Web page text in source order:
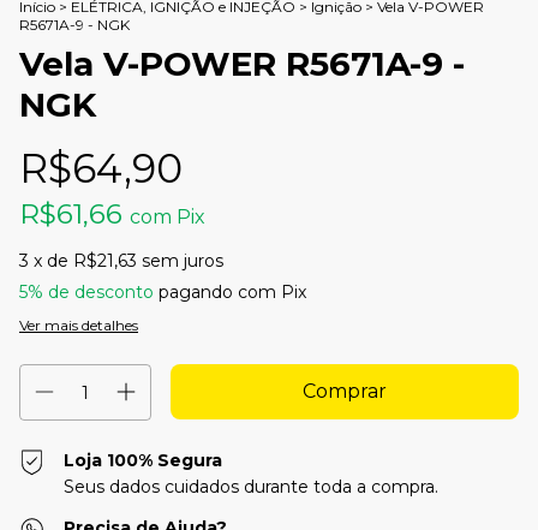
Início > ELÉTRICA, IGNIÇÃO e INJEÇÃO > Ignição > Vela V-POWER
R5671A-9 - NGK
Vela V-POWER R5671A-9 -
NGK
R$64,90
R$61,66 com Pix
3 x de R$21,63 sem juros
5% de desconto pagando com Pix
Ver mais detalhes
Loja 100% Segura
Seus dados cuidados durante toda a compra.